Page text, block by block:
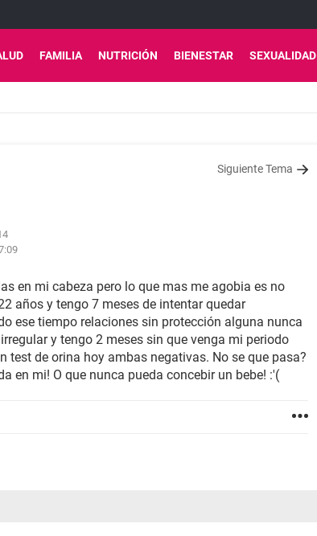
FAMILIA NUTRICIÓN BIENESTAR SEXUALIDAD
Siguiente Tema
en mi cabeza pero lo que mas me agobia es no
años y tengo 7 meses de intentar quedar
ese tiempo relaciones sin protección alguna nunca
y tengo 2 meses sin que venga mi periodo
test de orina hoy ambas negativas. No se que pasa?
en mi! O que nunca pueda concebir un bebe! :'(